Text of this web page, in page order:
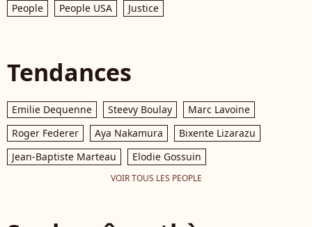
People People USA Justice
Tendances
Emilie Dequenne Steevy Boulay
Marc Lavoine
Roger Federer
Aya Nakamura
Bixente Lizarazu
Jean-Baptiste Marteau
Elodie Gossuin
VOIR TOUS LES PEOPLE